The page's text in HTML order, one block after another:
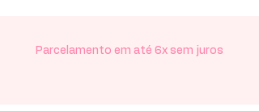
Parcelamento em até 6x sem juros